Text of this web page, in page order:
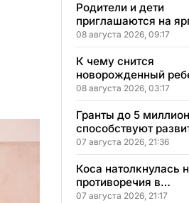
Родители и дети
приглашаются на
школьной одежды в
Казахстане
08 августа 2026, 09:17
К чему снится
новорожденный
сонник, толкование и
значение сна
08 августа 2026, 03:17
Гранты до 5
способствуют
социального бизнеса
Карагандинской
07 августа 2026, 21:36
Коса натолкнулась
противоречия в
Карагандинской
07 августа 2026, 21:17